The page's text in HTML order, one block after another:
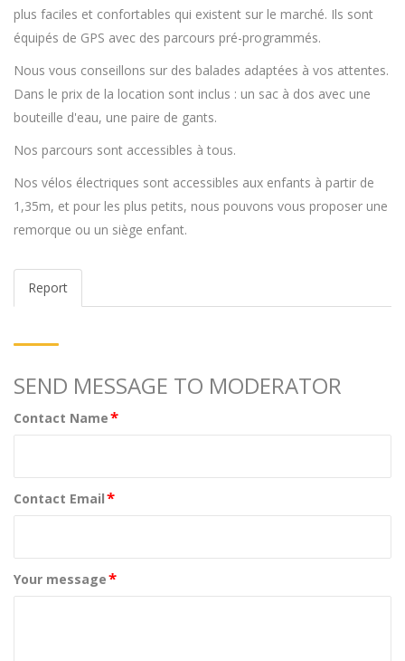
plus faciles et confortables qui existent sur le marché. Ils sont
équipés de GPS avec des parcours pré-programmés.
Nous vous conseillons sur des balades adaptées à vos attentes.
Dans le prix de la location sont inclus : un sac à dos avec une
bouteille d'eau, une paire de gants.
Nos parcours sont accessibles à tous.
Nos vélos électriques sont accessibles aux enfants à partir de
1,35m, et pour les plus petits, nous pouvons vous proposer une
remorque ou un siège enfant.
Report
SEND MESSAGE TO MODERATOR
Contact Name*
Contact Email*
Your message*